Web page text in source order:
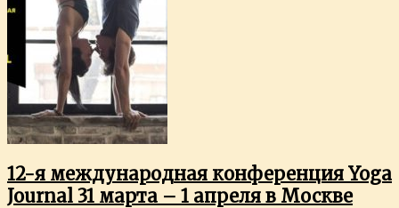
12-я международная конференция Yoga
Journal 31 марта – 1 апреля в Москве